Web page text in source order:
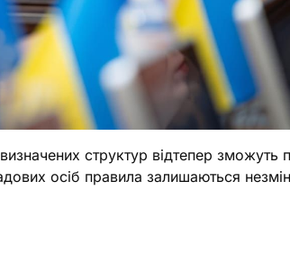
структур відтепер зможуть
осіб правила залишаються